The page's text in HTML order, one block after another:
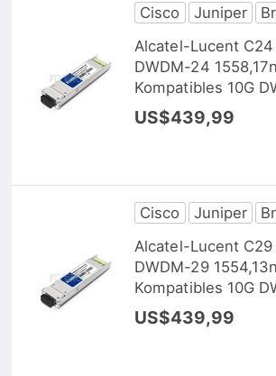
Cisco Juniper
Alcatel-Lucent C24
DWDM-24
Kompatibles 10G
Transceiver Modul,
US$439,99
Cisco Juniper
Alcatel-Lucent C29
DWDM-29
Kompatibles 10G
Transceiver Modul,
US$439,99